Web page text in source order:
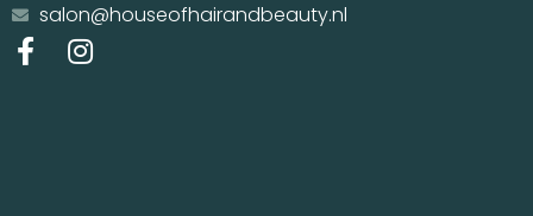
salon@houseofhairandbeauty.nl